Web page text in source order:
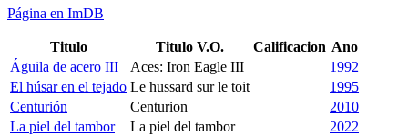
Página en ImDB
Titulo Titulo V.O. Calificacion Ano
Águila de acero III
Aces: Iron Eagle III
1992
El húsar en el tejado Le hussard sur le toit
1995
Centurión
Centurion
2010
La piel del tambor
La piel del tambor 2022